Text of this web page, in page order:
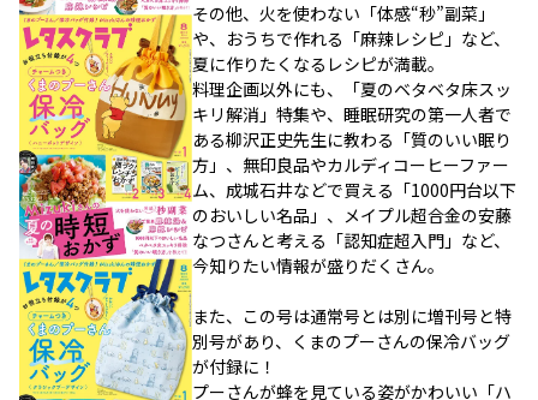
その他、火を使わない「体感“秒”副菜」
や、おうちで作れる「麻辣レシピ」など、
夏に作りたくなるレシピが満載。
料理企画以外にも、「夏のベタベタ床スッ
キリ解消」特集や、睡眠研究の第一人者で
ある柳沢正史先生に教わる「質のいい眠り
方」、無印良品やカルディコーヒーファー
ム、成城石井などで買える「1000円台以下
のおいしい名品」、メイプル超合金の安藤
なつさんと考える「認知症超入門」など、
今知りたい情報が盛りだくさん。
また、この号は通常号とは別に増刊号と特
別号があり、くまのプーさんの保冷バッグ
が付録に！
プーさんが蜂を見ている姿がかわいい「ハ